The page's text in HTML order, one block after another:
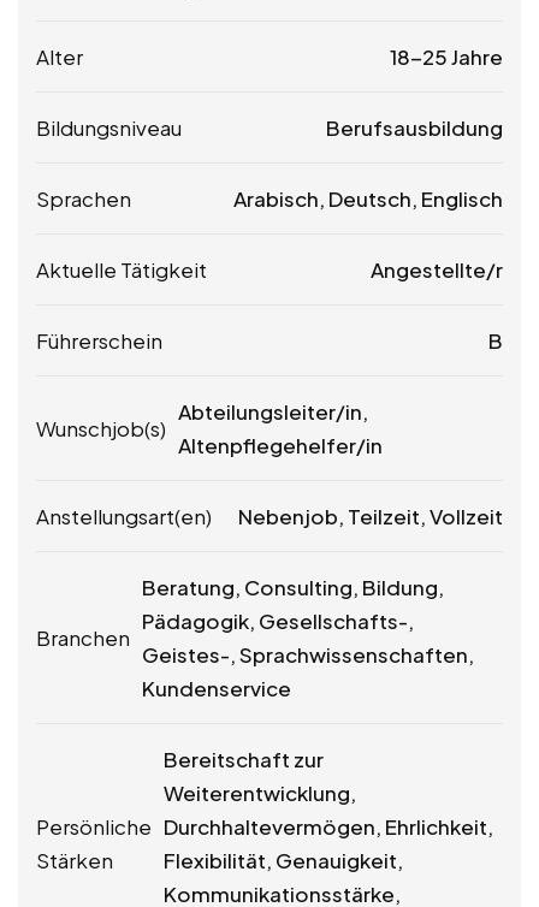
Alter 18-25 Jahre
Bildungsniveau Berufsausbildung
Sprachen Arabisch, Deutsch, Englisch
Aktuelle Tätigkeit Angestellte/r
Führerschein B
Wunschjob(s)
Abteilungsleiter/in,
Altenpflegehelfer/in
Anstellungsart(en) Nebenjob, Teilzeit, Vollzeit
Branchen
Beratung, Consulting, Bildung,
Pädagogik, Gesellschafts-,
Geistes-, Sprachwissenschaften,
Kundenservice
Persönliche
Stärken
Bereitschaft zur
Weiterentwicklung,
Durchhaltevermögen, Ehrlichkeit,
Flexibilität, Genauigkeit,
Kommunikationsstärke,